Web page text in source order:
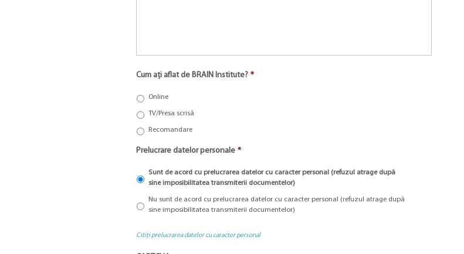
Cum ați aflat de BRAIN Institute? *
Online
TV/Presa scrisă
Recomandare
Prelucrare datelor personale *
Sunt de acord cu prelucrarea datelor cu caracter personal (refuzul atrage după
sine imposibilitatea transmiterii documentelor)
Nu sunt de acord cu prelucrarea datelor cu caracter personal (refuzul atrage după
sine imposibilitatea transmiterii documentelor)
Citiți prelucrarea datelor cu caracter personal